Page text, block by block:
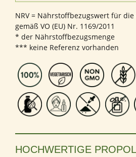
NRV = Nährstoffbezugswert für
gemäß VO (EU) Nr. 1169/2011
* der Nährstoffbezugsmenge
*** keine Referenz vorhanden
HOCHWERTIGE